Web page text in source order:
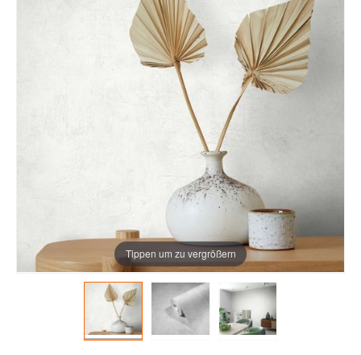
Tippen um zu vergrößern